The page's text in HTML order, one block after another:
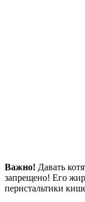
Важно! Давать
запрещено! Его
перистальтики